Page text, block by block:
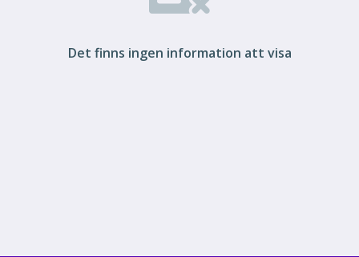
Det finns ingen information att visa